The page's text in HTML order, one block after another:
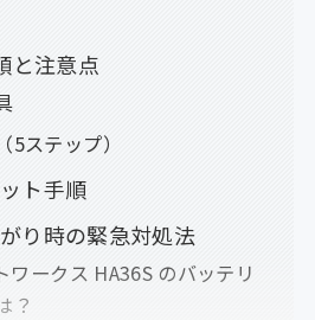
と注意点
5ステップ）
ト手順
り時の緊急対処法
ワークス HA36S のバッテリ
？